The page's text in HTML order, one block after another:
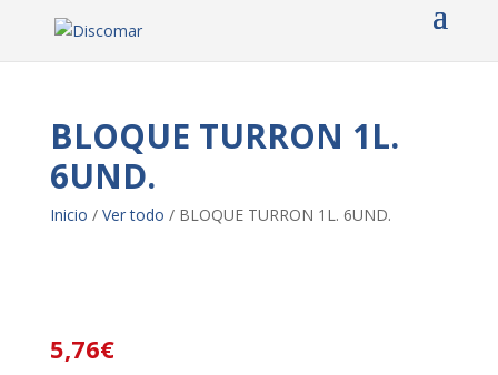
BLOQUE TURRON 1L.
6UND.
Inicio / Ver todo / BLOQUE TURRON 1L. 6UND.
5,76€